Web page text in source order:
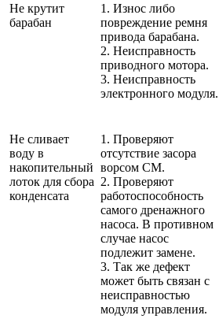
Не крутит
барабан
1. Износ либо
повреждение ремня
привода барабана.
2. Неисправность
приводного мотора.
3. Неисправность
электронного модуля.
Не сливает
воду в
накопительный
лоток для сбора
конденсата
1. Проверяют
отсутствие засора
ворсом СМ.
2. Проверяют
работоспособность
самого дренажного
насоса. В противном
случае насос
подлежит замене.
3. Так же дефект
может быть связан с
неисправностью
модуля управления.